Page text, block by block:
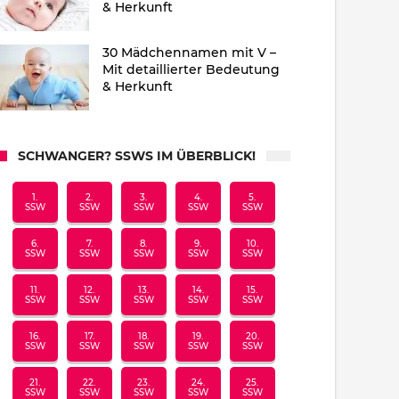
& Herkunft
30 Mädchennamen mit V –
Mit detaillierter Bedeutung
& Herkunft
SCHWANGER? SSWS IM ÜBERBLICK!
1.
SSW
2.
SSW
3.
SSW
4.
SSW
5.
SSW
6.
SSW
7.
SSW
8.
SSW
9.
SSW
10.
SSW
11.
SSW
12.
SSW
13.
SSW
14.
SSW
15.
SSW
16.
SSW
17.
SSW
18.
SSW
19.
SSW
20.
SSW
21.
SSW
22.
SSW
23.
SSW
24.
SSW
25.
SSW